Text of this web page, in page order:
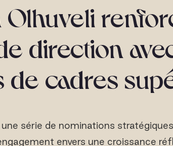
Olhuveli
direction
de cadres
série de nominations
envers une croissance